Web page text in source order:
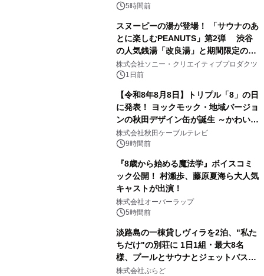
5時間前
スヌーピーの湯が登場！ 「サウナのあ
とに楽しむPEANUTS」第2弾 渋谷
の人気銭湯「改良湯」と期間限定のコ
ラボレーション サウナイキタイコラ
ボグッズも発売決定！
株式会社ソニー・クリエイティブプロダクツ
1日前
【令和8年8月8日】トリプル「8」の日
に発表！ ヨックモック・地域バージョ
ンの秋田デザイン缶が誕生 ～かわいい
秋田犬の子犬と秋田の四季と名所を巡
るパッケージ～ 9月1日(火)秋田県内で
株式会社秋田ケーブルテレビ
9時間前
『8歳から始める魔法学』ボイスコミ
ック公開！ 村瀬歩、藤原夏海ら大人気
キャストが出演！
株式会社オーバーラップ
5時間前
淡路島の一棟貸しヴィラを2泊、"私た
ちだけ"の別荘に 1日1組・最大8名
様、プールとサウナとジェットバス付
きで Villa Mon Temps AWAJIの連泊
株式会社ぷらど